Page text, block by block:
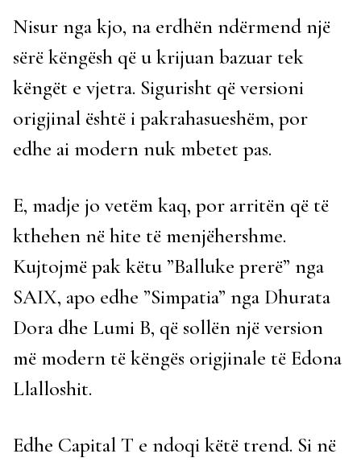
Nisur nga kjo, na erdhën ndërmend një
sërë këngësh që u krijuan bazuar tek
këngët e vjetra. Sigurisht që versioni
origjinal është i pakrahasueshëm, por
edhe ai modern nuk mbetet pas.
E, madje jo vetëm kaq, por arritën që të
kthehen në hite të menjëhershme.
Kujtojmë pak këtu ”Balluke prerë” nga
SAIX, apo edhe ”Simpatia” nga Dhurata
Dora dhe Lumi B, që sollën një version
më modern të këngës origjinale të Edona
Llalloshit.
Edhe Capital T e ndoqi këtë trend. Si në